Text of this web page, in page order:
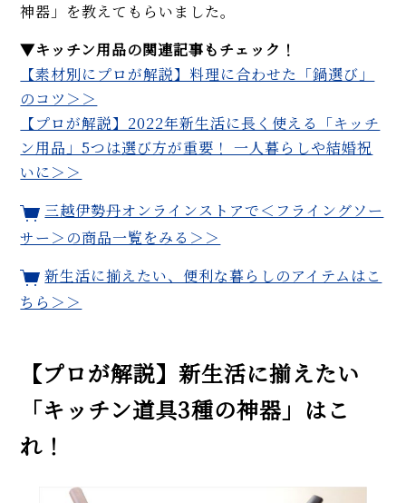
神器」を教えてもらいました。
▼キッチン用品の関連記事もチェック！
【素材別にプロが解説】料理に合わせた「鍋選び」
のコツ＞＞
【プロが解説】2022年新生活に長く使える「キッチ
ン用品」5つは選び方が重要！ 一人暮らしや結婚祝
いに＞＞
三越伊勢丹オンラインストアで＜フライングソー
サー＞の商品一覧をみる＞＞
新生活に揃えたい、便利な暮らしのアイテムはこ
ちら＞＞
【プロが解説】新生活に揃えたい
「キッチン道具3種の神器」はこ
れ！